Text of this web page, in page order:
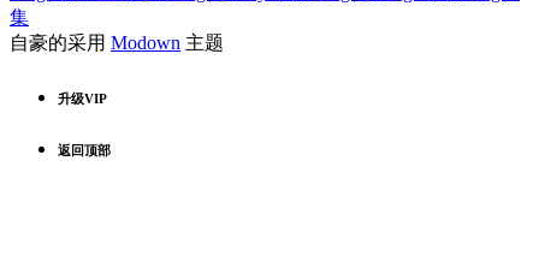
集
自豪的采用 Modown 主题
升级VIP
返回顶部